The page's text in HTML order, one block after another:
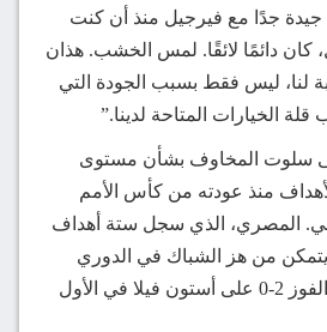
جدًا مع فيرجيل منذ أن كنت
كان دائمًا لائقًا. لمس الخشب. هذان
لنا، ليس فقط بسبب الجودة التي
الخيارات المتاحة لدينا.”
سلوت المخاوف بشأن مستوى
منذ عودته من كأس الأمم
المصري، الذي سجل ستة أهداف
من هز الشباك في الدوري
الإنجليزي الممتاز منذ الفوز 2-0 على أستون فيلا في الأول